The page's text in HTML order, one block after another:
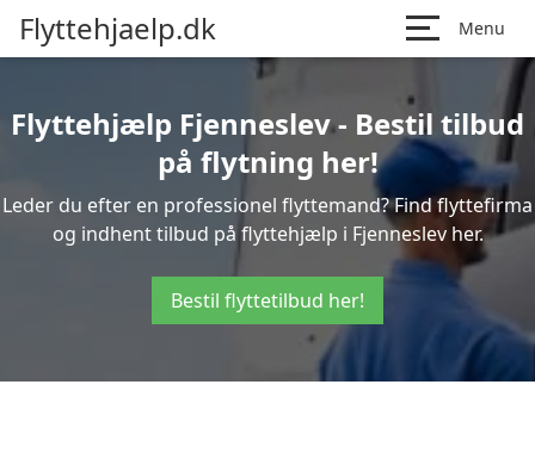
Flyttehjaelp.dk Menu
Flyttehjælp Fjenneslev - Bestil tilbud
på flytning her!
Leder du efter en professionel flyttemand? Find flyttefirma
og indhent tilbud på flyttehjælp i Fjenneslev her.
Bestil flyttetilbud her!